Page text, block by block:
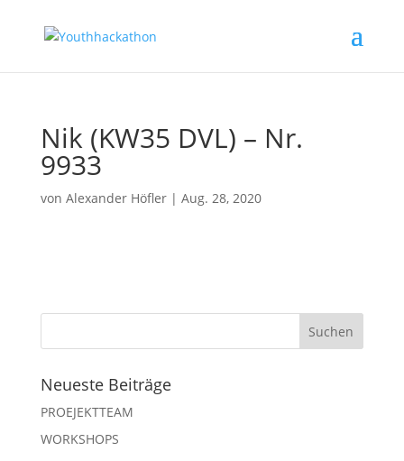
Nik (KW35 DVL) – Nr.
9933
von Alexander Höfler| Aug. 28, 2020
Neueste Beiträge
PROEJEKTTEAM
WORKSHOPS